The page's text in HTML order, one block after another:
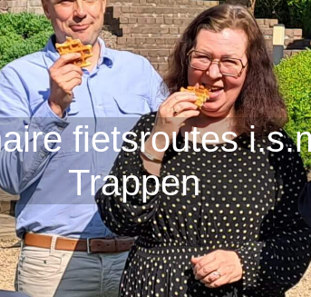
fietsroutes
Trappen